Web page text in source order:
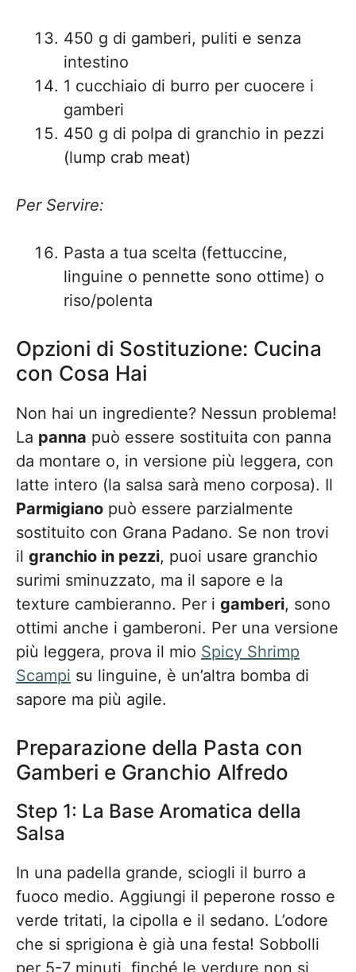
450 g di gamberi, puliti e senza
intestino
1 cucchiaio di burro per cuocere i
gamberi
450 g di polpa di granchio in pezzi
(lump crab meat)
Per Servire:
Pasta a tua scelta (fettuccine,
linguine o pennette sono ottime) o
riso/polenta
Opzioni di Sostituzione: Cucina
con Cosa Hai
Non hai un ingrediente? Nessun problema!
La panna può essere sostituita con panna
da montare o, in versione più leggera, con
latte intero (la salsa sarà meno corposa). Il
Parmigiano può essere parzialmente
sostituito con Grana Padano. Se non trovi
il granchio in pezzi, puoi usare granchio
surimi sminuzzato, ma il sapore e la
texture cambieranno. Per i gamberi, sono
ottimi anche i gamberoni. Per una versione
più leggera, prova il mio Spicy Shrimp
Scampi su linguine, è un’altra bomba di
sapore ma più agile.
Preparazione della Pasta con
Gamberi e Granchio Alfredo
Step 1: La Base Aromatica della
Salsa
In una padella grande, sciogli il burro a
fuoco medio. Aggiungi il peperone rosso e
verde tritati, la cipolla e il sedano. L’odore
che si sprigiona è già una festa! Sobbolli
per 5-7 minuti, finché le verdure non si